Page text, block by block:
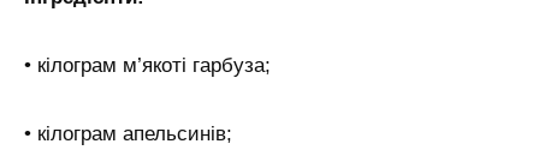
• кілограм м’якоті гарбуза;
• кілограм апельсинів;